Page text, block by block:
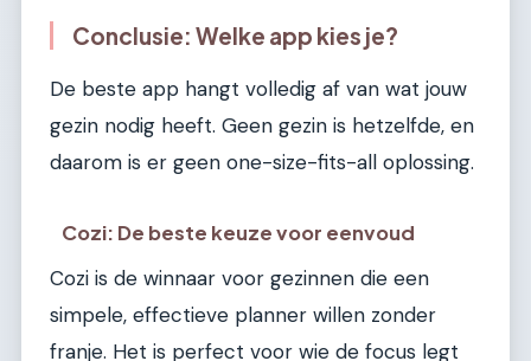
Conclusie: Welke app kies je?
De beste app hangt volledig af van wat jouw
gezin nodig heeft. Geen gezin is hetzelfde, en
daarom is er geen one-size-fits-all oplossing.
Cozi: De beste keuze voor eenvoud
Cozi is de winnaar voor gezinnen die een
simpele, effectieve planner willen zonder
franje. Het is perfect voor wie de focus legt